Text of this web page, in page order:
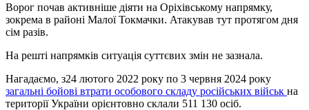
Ворог почав активніше діяти на Оріхівському напрямку,
зокрема в районі Малої Токмачки. Атакував тут протягом дня
сім разів.
На решті напрямків ситуація суттєвих змін не зазнала.
Нагадаємо, з24 лютого 2022 року по 3 червня 2024 року
загальні бойові втрати особового складу російських військ на
території України орієнтовно склали 511 130 осіб.